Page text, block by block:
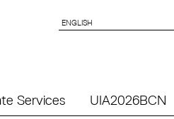
ENGLISH
ENGLISH
Services UIA2026BCN